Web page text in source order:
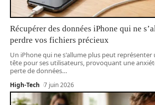
Récupérer des données iPhone qui ne
perdre vos fichiers précieux
Un iPhone qui ne s'allume plus peut représenter
tête pour ses utilisateurs, provoquant une
perte de données…
High-Tech 7 juin 2026